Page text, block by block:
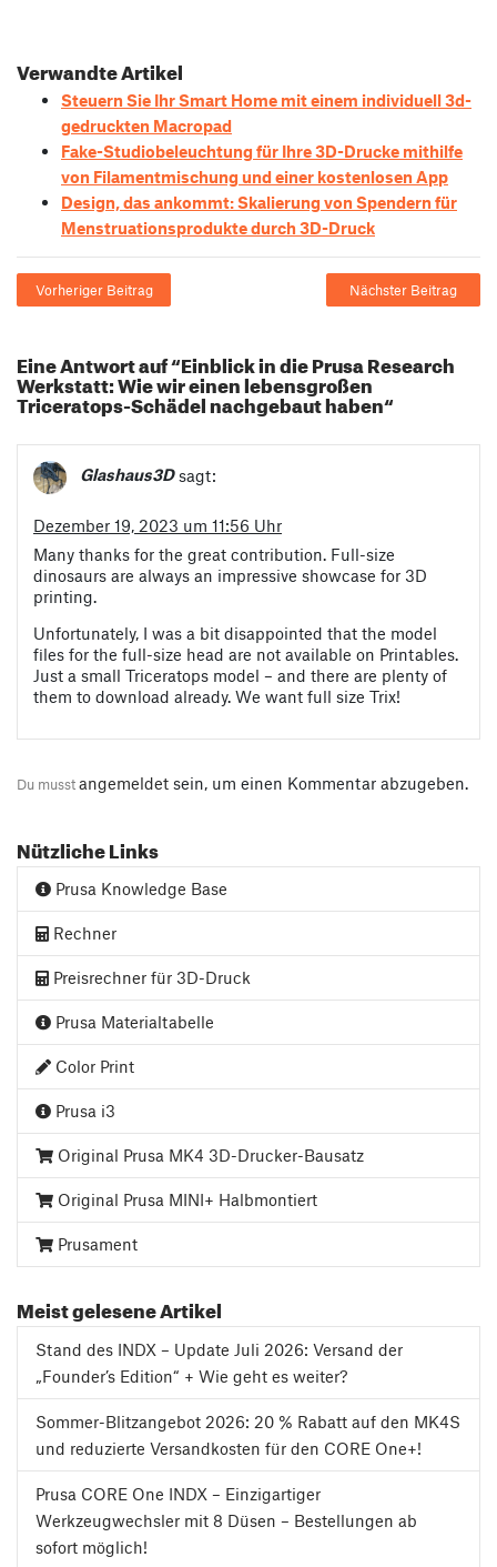
Verwandte Artikel
Steuern Sie Ihr Smart Home mit einem individuell 3d-
gedruckten Macropad
Fake-Studiobeleuchtung für Ihre 3D-Drucke mithilfe
von Filamentmischung und einer kostenlosen App
Design, das ankommt: Skalierung von Spendern für
Menstruationsprodukte durch 3D-Druck
Vorheriger Beitrag Nächster Beitrag
Eine Antwort auf “Einblick in die Prusa Research
Werkstatt: Wie wir einen lebensgroßen
Triceratops-Schädel nachgebaut haben“
Glashaus3D sagt:
Dezember 19, 2023 um 11:56 Uhr
Many thanks for the great contribution. Full-size
dinosaurs are always an impressive showcase for 3D
printing.
Unfortunately, I was a bit disappointed that the model
files for the full-size head are not available on Printables.
Just a small Triceratops model – and there are plenty of
them to download already. We want full size Trix!
Du musstangemeldet sein, um einen Kommentar abzugeben.
Nützliche Links
Prusa Knowledge Base
Rechner
Preisrechner für 3D-Druck
Prusa Materialtabelle
Color Print
Prusa i3
Original Prusa MK4 3D-Drucker-Bausatz
Original Prusa MINI+ Halbmontiert
Prusament
Meist gelesene Artikel
Stand des INDX – Update Juli 2026: Versand der
„Founder’s Edition“ + Wie geht es weiter?
Sommer-Blitzangebot 2026: 20 % Rabatt auf den MK4S
und reduzierte Versandkosten für den CORE One+!
Prusa CORE One INDX – Einzigartiger
Werkzeugwechsler mit 8 Düsen – Bestellungen ab
sofort möglich!